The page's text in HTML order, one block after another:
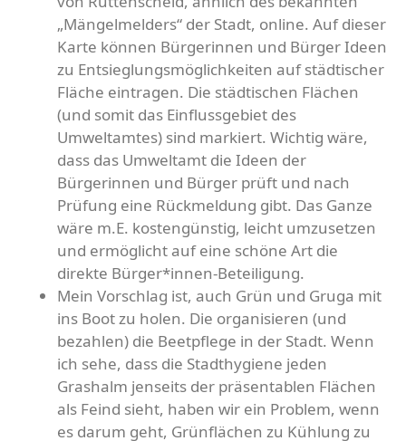
„Mängelmelders“ der Stadt, online. Auf dieser
Karte können Bürgerinnen und Bürger Ideen
zu Entsieglungsmöglichkeiten auf städtischer
Fläche eintragen. Die städtischen Flächen
(und somit das Einflussgebiet des
Umweltamtes) sind markiert. Wichtig wäre,
dass das Umweltamt die Ideen der
Bürgerinnen und Bürger prüft und nach
Prüfung eine Rückmeldung gibt. Das Ganze
wäre m.E. kostengünstig, leicht umzusetzen
und ermöglicht auf eine schöne Art die
direkte Bürger*innen-Beteiligung.
Mein Vorschlag ist, auch Grün und Gruga mit
ins Boot zu holen. Die organisieren (und
bezahlen) die Beetpflege in der Stadt. Wenn
ich sehe, dass die Stadthygiene jeden
Grashalm jenseits der präsentablen Flächen
als Feind sieht, haben wir ein Problem, wenn
es darum geht, Grünflächen zu Kühlung zu